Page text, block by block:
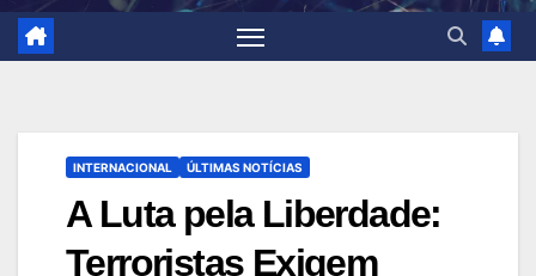
INTERNACIONAL ÚLTIMAS NOTÍCIAS
A Luta pela Liberdade:
Terroristas Exigem